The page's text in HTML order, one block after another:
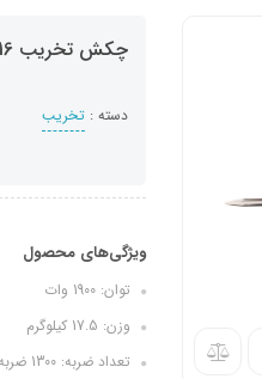
چکش تخریب 16 کیلویی توسن مدل 6016DH
دسته : تخریب
ویژگی‌های محصول
توان: 1900 وات
وزن: 17.5 کیلوگرم
تعداد ضربه: 1300 ضربه در دقیقه